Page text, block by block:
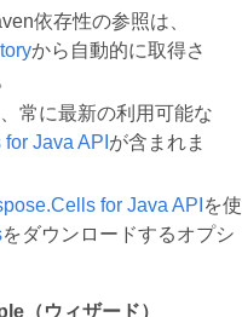
依存性の参照は、
から自動的に取得さ
常に最新の利用可能な
Java API が含まれま
for Java API を使
をダウンロードするオプシ
（ウィザード）